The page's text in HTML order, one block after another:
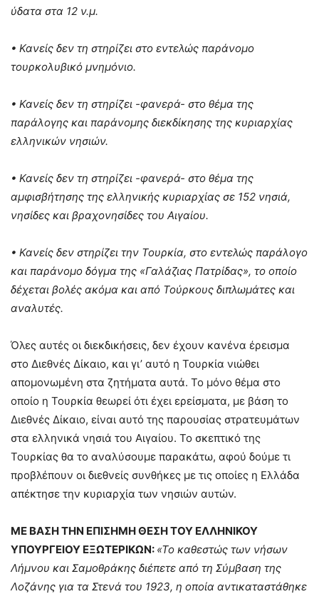
ύδατα στα 12 ν.μ.
• Κανείς δεν τη στηρίζει στο εντελώς παράνομο
τουρκολυβικό μνημόνιο.
• Κανείς δεν τη στηρίζει -φανερά- στο θέμα της
παράλογης και παράνομης διεκδίκησης της κυριαρχίας
ελληνικών νησιών.
• Κανείς δεν τη στηρίζει -φανερά- στο θέμα της
αμφισβήτησης της ελληνικής κυριαρχίας σε 152 νησιά,
νησίδες και βραχονησίδες του Αιγαίου.
• Κανείς δεν στηρίζει την Τουρκία, στο εντελώς παράλογο
και παράνομο δόγμα της «Γαλάζιας Πατρίδας», το οποίο
δέχεται βολές ακόμα και από Τούρκους διπλωμάτες και
αναλυτές.
Όλες αυτές οι διεκδικήσεις, δεν έχουν κανένα έρεισμα
στο Διεθνές Δίκαιο, και γι’ αυτό η Τουρκία νιώθει
απομονωμένη στα ζητήματα αυτά. Το μόνο θέμα στο
οποίο η Τουρκία θεωρεί ότι έχει ερείσματα, με βάση το
Διεθνές Δίκαιο, είναι αυτό της παρουσίας στρατευμάτων
στα ελληνικά νησιά του Αιγαίου. Το σκεπτικό της
Τουρκίας θα το αναλύσουμε παρακάτω, αφού δούμε τι
προβλέπουν οι διεθνείς συνθήκες με τις οποίες η Ελλάδα
απέκτησε την κυριαρχία των νησιών αυτών.
ΜΕ ΒΑΣΗ ΤΗΝ ΕΠΙΣΗΜΗ ΘΕΣΗ ΤΟΥ ΕΛΛΗΝΙΚΟΥ
ΥΠΟΥΡΓΕΙΟΥ ΕΞΩΤΕΡΙΚΩΝ: «Το καθεστώς των νήσων
Λήμνου και Σαμοθράκης διέπετε από τη Σύμβαση της
Λοζάνης για τα Στενά του 1923, η οποία αντικαταστάθηκε